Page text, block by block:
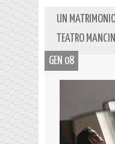
UN
TEATRO
GEN 08